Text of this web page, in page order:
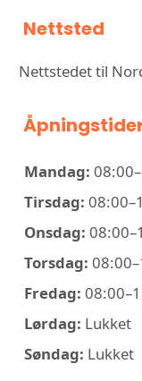
Nettsted
Nettstedet til
Mandag:
Tirsdag:
Onsdag:
Torsdag:
Fredag:
Lørdag: Lukket
Søndag: Lukket